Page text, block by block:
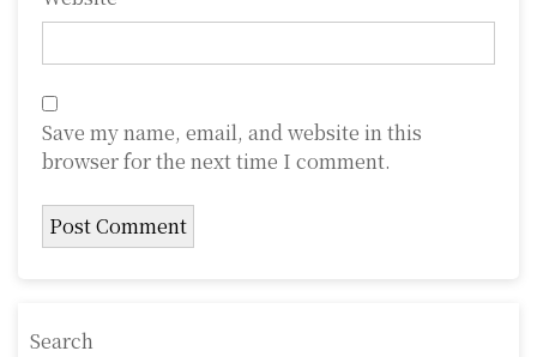
Save my name, email, and website in this
browser for the next time I comment.
Search